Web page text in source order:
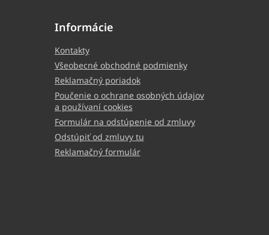
Informácie
Kontakty
Všeobecné obchodné podmienky
Reklamačný poriadok
Poučenie o ochrane osobných údajov
a používaní cookies
Formulár na odstúpenie od zmluvy
Odstúpiť od zmluvy tu
Reklamačný formulár